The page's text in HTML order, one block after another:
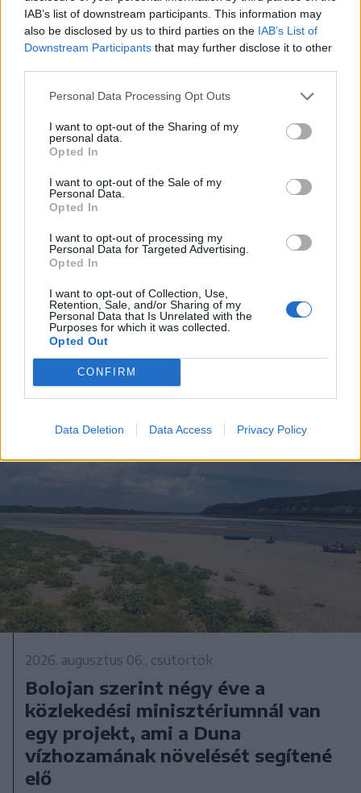
IAB’s list of downstream participants. This information may
also be disclosed by us to third parties on the IAB’s List of
Downstream Participants that may further disclose it to other
Personal Data Processing Opt Outs
I want to opt-out of the Sharing of my
personal data.
Opted In
I want to opt-out of the Sale of my
Personal Data.
Opted In
I want to opt-out of processing my
Personal Data for Targeted Advertising.
Opted In
I want to opt-out of Collection, Use,
Retention, Sale, and/or Sharing of my
Personal Data that Is Unrelated with the
Purposes for which it was collected.
Opted Out
CONFIRM
Data Deletion Data Access Privacy Policy
2026. augusztus 06., csütörtök
Villamosenergia-válság
fogadott el a kormány
2026. augusztus 06., csütörtök
Bolojan szerint négy éve a
közlekedési minisztériumnál van
egy projekt, ami a Duna
vízhozamának növelését segítené
elő